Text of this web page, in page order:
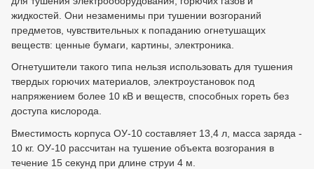
жидкостей. Они незаменимы при тушении возгораний
предметов, чувствительных к попаданию огнетушащих
веществ: ценные бумаги, картины, электроника.
Огнетушители такого типа нельзя использовать для тушения
твердых горючих материалов, электроустановок под
напряжением более 10 кВ и веществ, способных гореть без
доступа кислорода.
Вместимость корпуса ОУ-10 составляет 13,4 л, масса заряда -
10 кг. ОУ-10 рассчитан на тушение объекта возгорания в
течение 15 секунд при длине струи 4 м.